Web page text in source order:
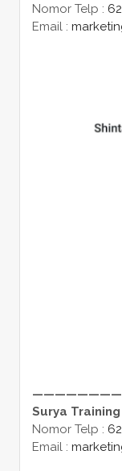
Nomor Telp :
Email :
Surya
Nomor Telp :
Email :